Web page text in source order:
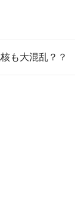
も大混乱？？